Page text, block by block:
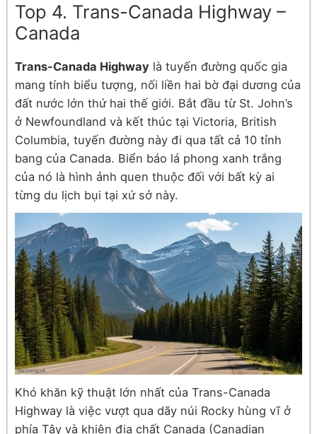
Top 4. Trans-Canada Highway –
Canada
Trans-Canada Highway là tuyến đường quốc gia
mang tính biểu tượng, nối liền hai bờ đại dương của
đất nước lớn thứ hai thế giới. Bắt đầu từ St. John’s
ở Newfoundland và kết thúc tại Victoria, British
Columbia, tuyến đường này đi qua tất cả 10 tỉnh
bang của Canada. Biển báo lá phong xanh trắng
của nó là hình ảnh quen thuộc đối với bất kỳ ai
từng du lịch bụi tại xứ sở này.
Khó khăn kỹ thuật lớn nhất của Trans-Canada
Highway là việc vượt qua dãy núi Rocky hùng vĩ ở
phía Tây và khiên địa chất Canada (Canadian